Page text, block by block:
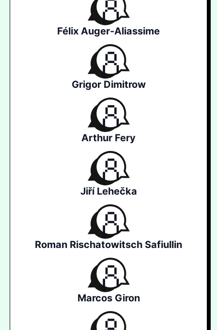
Félix Auger-Aliassime
Grigor Dimitrow
Arthur Fery
Jiří Lehečka
Roman Rischatowitsch Safiullin
Marcos Giron